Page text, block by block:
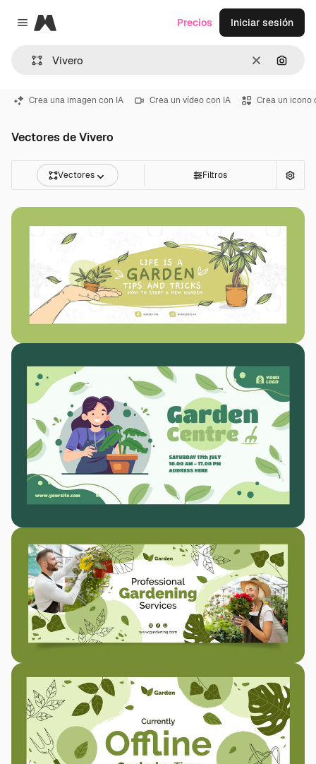
Close menu
Magnific
Borrar
Precios Iniciar sesión
Crea una imagen con IA Crea un vídeo con IA Crea un icono
Vectores de Vivero
Vectores Filtros